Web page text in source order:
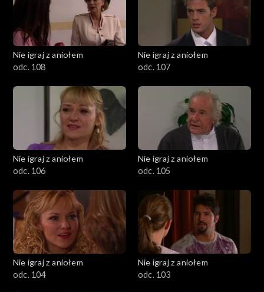
Nie igraj z aniołem
odc. 108
Nie igraj z aniołem
odc. 107
Nie igraj z aniołem
odc. 106
Nie igraj z aniołem
odc. 105
Nie igraj z aniołem
odc. 104
Nie igraj z aniołem
odc. 103